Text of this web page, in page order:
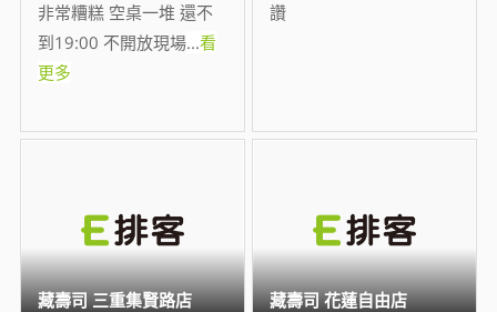
非常糟糕 空桌一堆 還不
到19:00 不開放現場...看
更多
讚
藏壽司 三重集賢路店 藏壽司 花蓮自由店